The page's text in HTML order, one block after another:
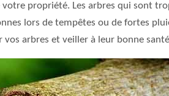
votre propriété. Les arbres qui sont
lors de tempêtes ou de fortes
vos arbres et veiller à leur bonne